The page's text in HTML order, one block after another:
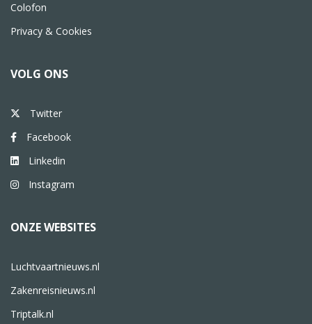
Colofon
Privacy & Cookies
VOLG ONS
Twitter
Facebook
Linkedin
Instagram
ONZE WEBSITES
Luchtvaartnieuws.nl
Zakenreisnieuws.nl
Triptalk.nl